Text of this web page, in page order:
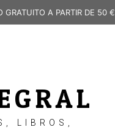
GRATUITO A PARTIR DE 50 €
LIBROS,